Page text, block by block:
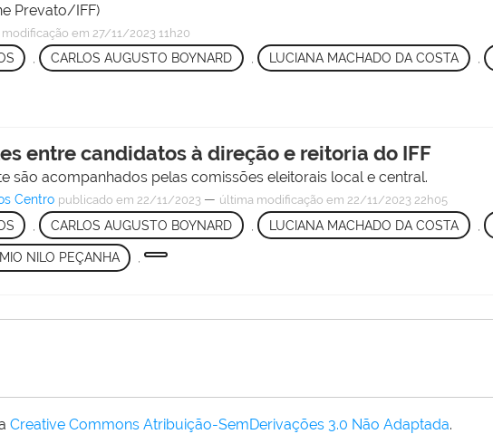
Prevato/IFF)
em 27/11/2023 11h20
, CARLOS AUGUSTO BOYNARD , LUCIANA MACHADO DA COSTA
entre candidatos à direção e reitoria do IFF
são acompanhados pelas comissões eleitorais local e central.
Centro publicado em 22/11/2023 — última modificação em 22/11/2023 22h05
, CARLOS AUGUSTO BOYNARD , LUCIANA MACHADO DA COSTA
NILO PEÇANHA ,
Creative Commons Atribuição-SemDerivações 3.0 Não Adaptada.